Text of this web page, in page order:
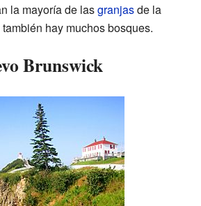
la mayoría de lasgranjasde la
hay muchos bosques.
Brunswick